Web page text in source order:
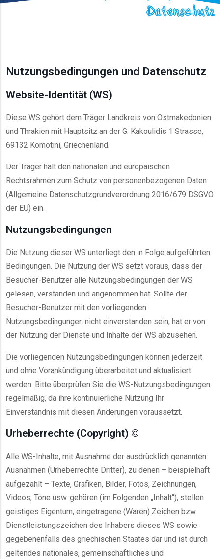
Datenschutz
Nutzungsbedingungen und Datenschutz
Website-Identität (WS)
Diese WS gehört dem Träger Landkreis von Ostmakedonien
und Thrakien mit Hauptsitz an der G. Kakoulidis 1 Strasse,
69132 Komotini, Griechenland.
Der Träger hält den nationalen und europäischen
Rechtsrahmen zum Schutz von personenbezogenen Daten
(Allgemeine Datenschutzgrundverordnung 2016/679 DSGVO
der EU) ein.
Nutzungsbedingungen
Die Nutzung dieser WS unterliegt den in Folge aufgeführten
Bedingungen. Die Nutzung der WS setzt voraus, dass der
Besucher-Benutzer alle Nutzungsbedingungen der WS
gelesen, verstanden und angenommen hat. Sollte der
Besucher-Benutzer mit den vorliegenden
Nutzungsbedingungen nicht einverstanden sein, hat er von
der Nutzung der Dienste und Inhalte der WS abzusehen.
Die vorliegenden Nutzungsbedingungen können jederzeit
und ohne Vorankündigung überarbeitet und aktualisiert
werden. Bitte überprüfen Sie die WS-Nutzungsbedingungen
regelmäßig, da ihre kontinuierliche Nutzung Ihr
Einverständnis mit diesen Änderungen voraussetzt.
Urheberrechte (Copyright) ©
Alle WS-Inhalte, mit Ausnahme der ausdrücklich genannten
Ausnahmen (Urheberrechte Dritter), zu denen – beispielhaft
aufgezählt – Texte, Grafiken, Bilder, Fotos, Zeichnungen,
Videos, Töne usw. gehören (im Folgenden „Inhalt“), stellen
geistiges Eigentum, eingetragene (Waren) Zeichen bzw.
Dienstleistungszeichen des Inhabers dieses WS sowie
gegebenenfalls des griechischen Staates dar und ist durch
geltendes nationales, gemeinschaftliches und